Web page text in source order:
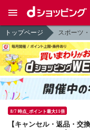
トップページ スポーツ
8/7 時点_ポイント最大11倍
【キャンセル・返品・交